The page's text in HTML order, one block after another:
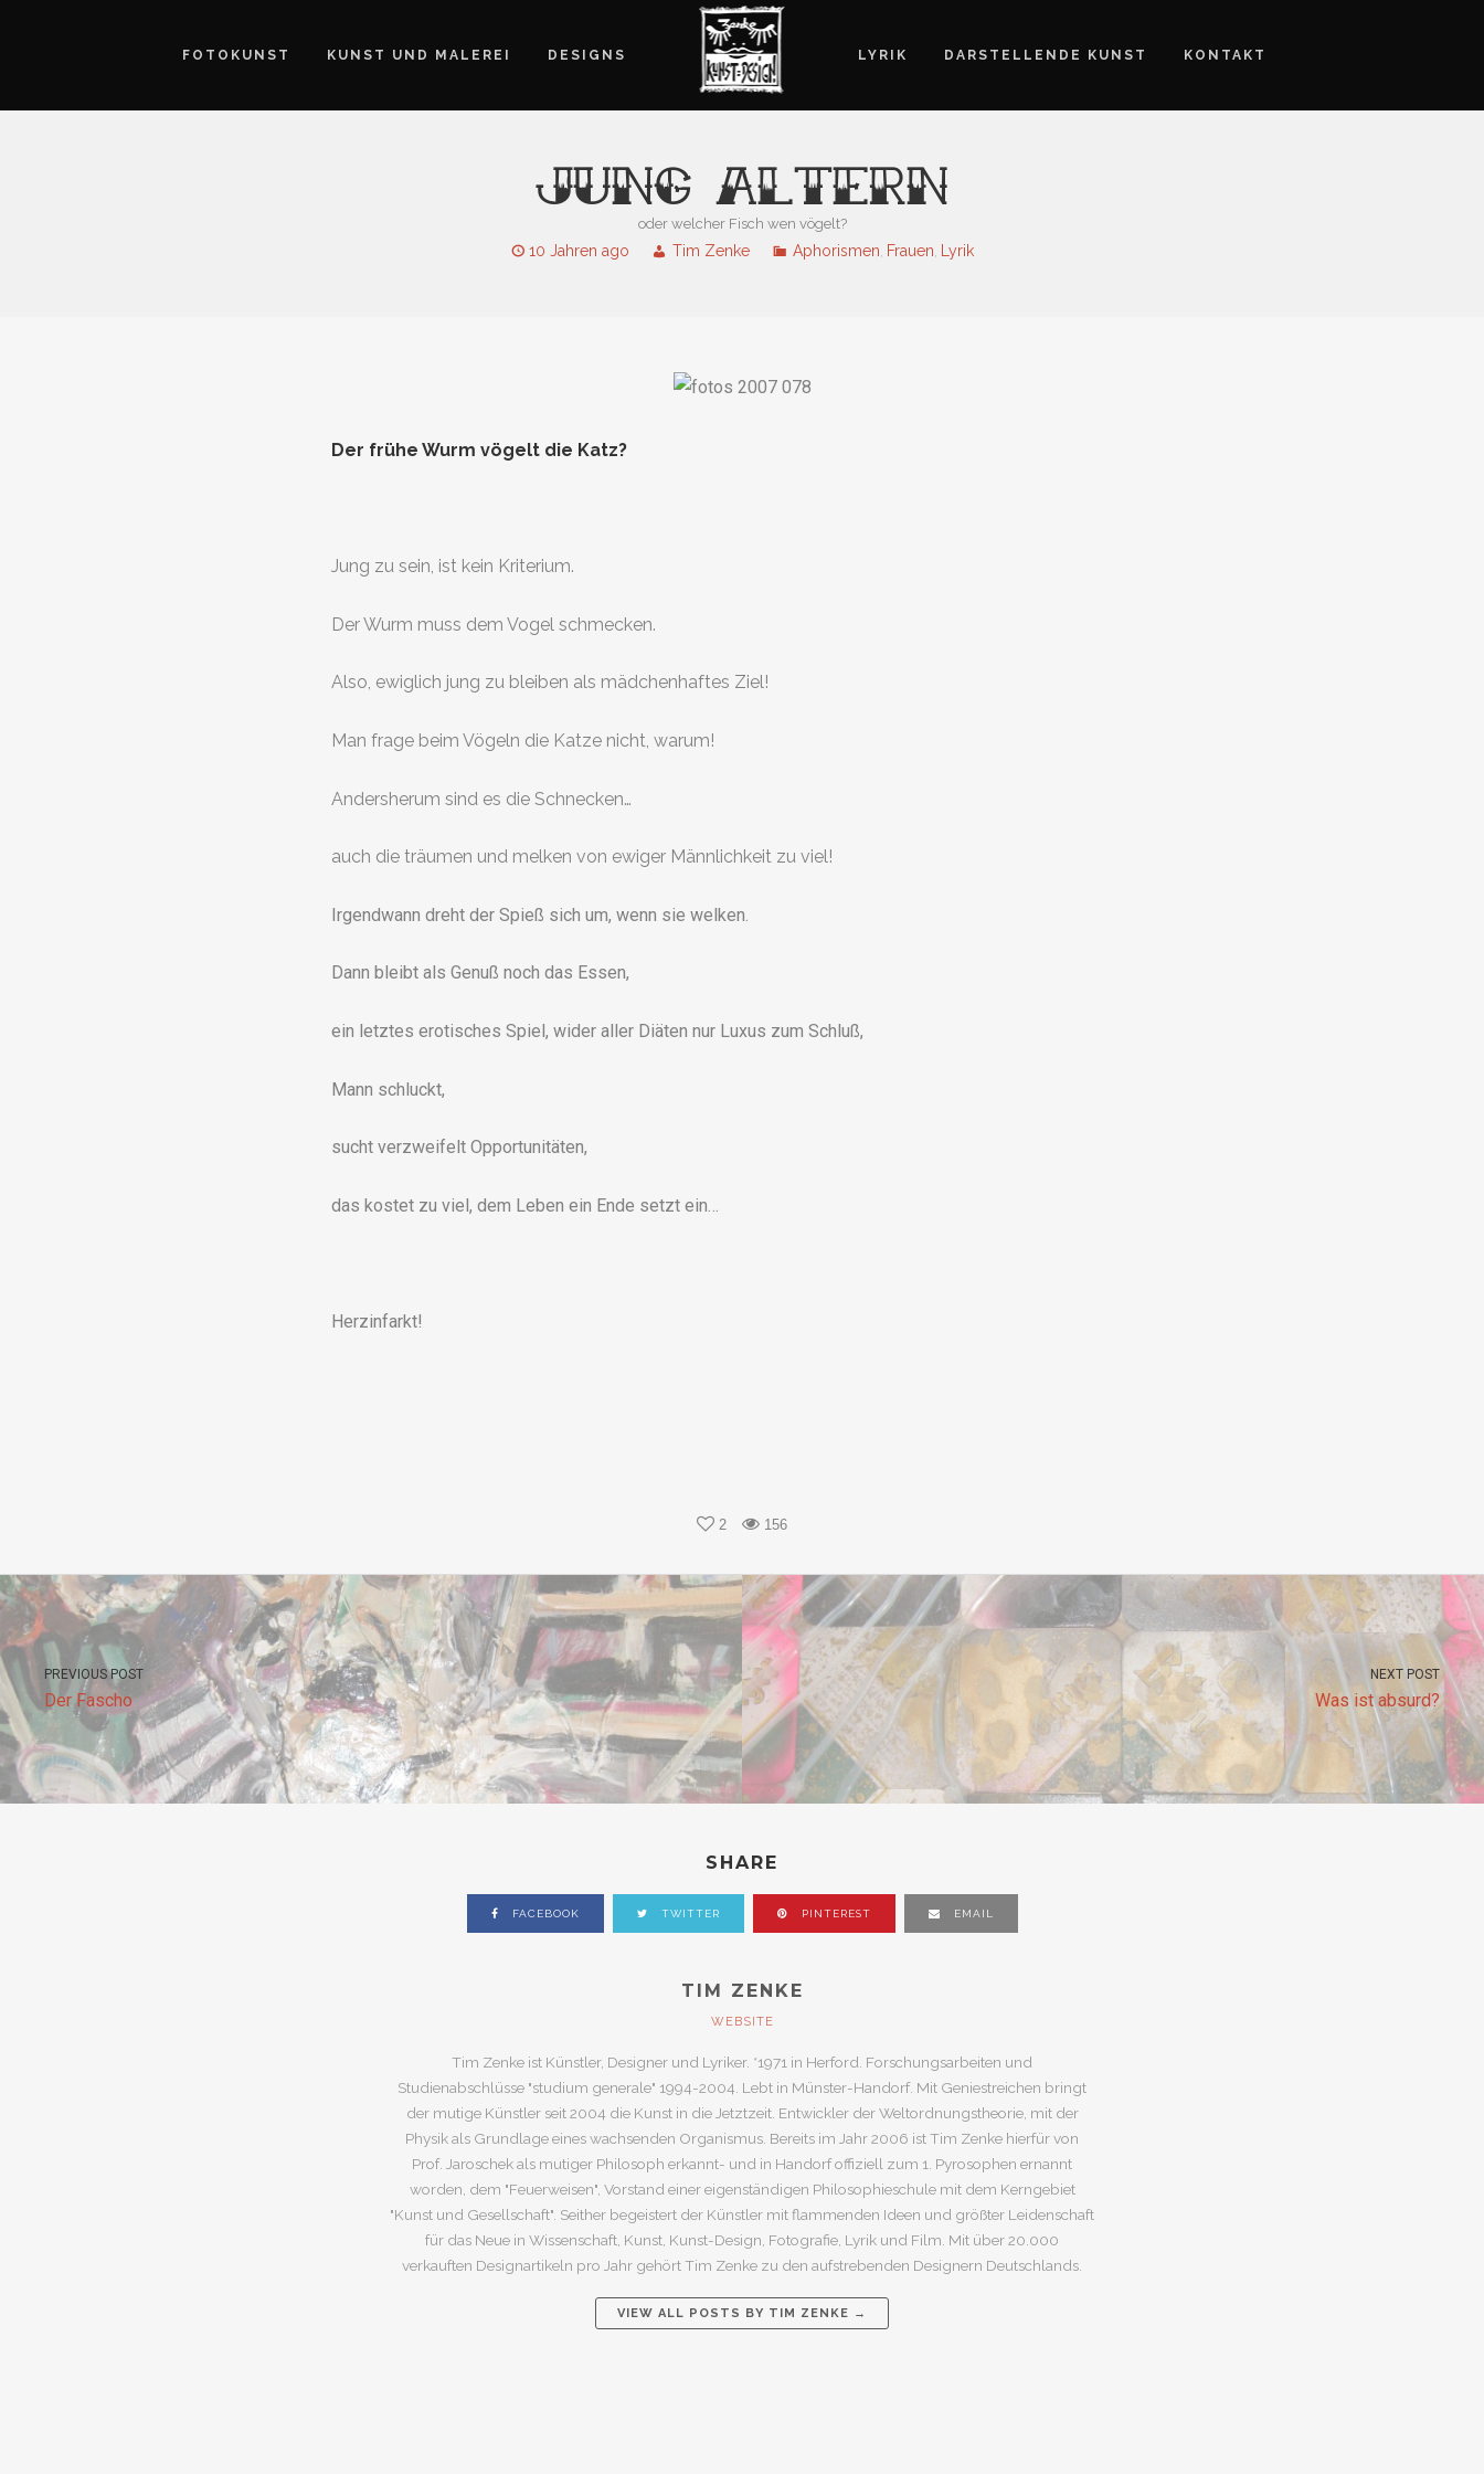
FOTOKUNST KUNST UND MALEREI DESIGNS LYRIK DARSTELLENDE KUNST KONTAKT
JUNG ALTERN
oder welcher Fisch wen vögelt?
10 Jahren ago Tim Zenke Aphorismen, Frauen, Lyrik
Der frühe Wurm vögelt die Katz?
Jung zu sein, ist kein Kriterium.
Der Wurm muss dem Vogel schmecken.
Also, ewiglich jung zu bleiben als mädchenhaftes Ziel!
Man frage beim Vögeln die Katze nicht, warum!
Andersherum sind es die Schnecken…
auch die träumen und melken von ewiger Männlichkeit zu viel!
Irgendwann dreht der Spieß sich um, wenn sie welken.
Dann bleibt als Genuß noch das Essen,
ein letztes erotisches Spiel, wider aller Diäten nur Luxus zum Schluß,
Mann schluckt,
sucht verzweifelt Opportunitäten,
das kostet zu viel, dem Leben ein Ende setzt ein…
Herzinfarkt!
2 156
PREVIOUS POST
Der Fascho
NEXT POST
Was ist absurd?
SHARE
FACEBOOK TWITTER PINTEREST EMAIL
TIM ZENKE
WEBSITE
Tim Zenke ist Künstler, Designer und Lyriker. *1971 in Herford. Forschungsarbeiten und
Studienabschlüsse "studium generale" 1994-2004. Lebt in Münster-Handorf. Mit Geniestreichen bringt
der mutige Künstler seit 2004 die Kunst in die Jetztzeit. Entwickler der Weltordnungstheorie, mit der
Physik als Grundlage eines wachsenden Organismus. Bereits im Jahr 2006 ist Tim Zenke hierfür von
Prof. Jaroschek als mutiger Philosoph erkannt- und in Handorf offiziell zum 1. Pyrosophen ernannt
worden, dem "Feuerweisen", Vorstand einer eigenständigen Philosophieschule mit dem Kerngebiet
"Kunst und Gesellschaft". Seither begeistert der Künstler mit flammenden Ideen und größter Leidenschaft
für das Neue in Wissenschaft, Kunst, Kunst-Design, Fotografie, Lyrik und Film. Mit über 20.000
verkauften Designartikeln pro Jahr gehört Tim Zenke zu den aufstrebenden Designern Deutschlands.
VIEW ALL POSTS BY TIM ZENKE →